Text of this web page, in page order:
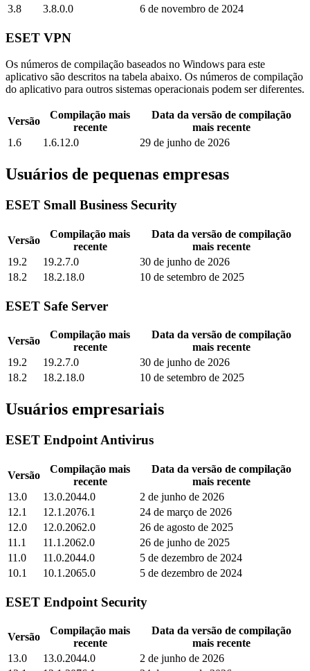
3.8
3.8.0.0 6 de novembro de 2024
ESET VPN
Os números de compilação baseados no Windows para este
aplicativo são descritos na tabela abaixo. Os números de compilação
do aplicativo para outros sistemas operacionais podem ser diferentes.
Versão
Compilação mais
recente
Data da versão de compilação
mais recente
1.6
1.6.12.0 29 de junho de 2026
Usuários de pequenas empresas
ESET Small Business Security
Versão
Compilação mais
recente
Data da versão de compilação
mais recente
19.2
19.2.7.0
30 de junho de 2026
18.2
18.2.18.0 10 de setembro de 2025
ESET Safe Server
Versão
Compilação mais
recente
Data da versão de compilação
mais recente
19.2
19.2.7.0
30 de junho de 2026
18.2
18.2.18.0 10 de setembro de 2025
Usuários empresariais
ESET Endpoint Antivirus
Versão
Compilação mais
recente
Data da versão de compilação
mais recente
13.0
13.0.2044.0
2 de junho de 2026
12.1
12.1.2076.1
24 de março de 2026
12.0
12.0.2062.0
26 de agosto de 2025
11.1
11.1.2062.0
26 de junho de 2025
11.0
11.0.2044.0
5 de dezembro de 2024
10.1
10.1.2065.0 5 de dezembro de 2024
ESET Endpoint Security
Versão
Compilação mais
recente
Data da versão de compilação
mais recente
13.0
13.0.2044.0
2 de junho de 2026